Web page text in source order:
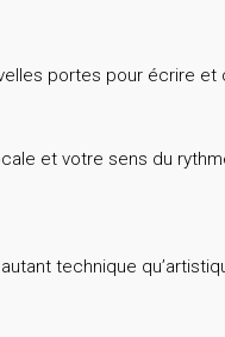
portes pour écrire
et votre sens du
technique